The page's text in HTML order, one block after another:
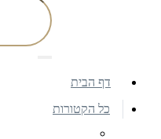
דף הבית
כל הקטורות